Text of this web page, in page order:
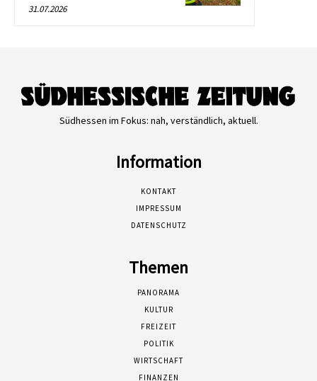
31.07.2026
Südhessen im Fokus: nah, verständlich, aktuell.
Information
KONTAKT
IMPRESSUM
DATENSCHUTZ
Themen
PANORAMA
KULTUR
FREIZEIT
POLITIK
WIRTSCHAFT
FINANZEN